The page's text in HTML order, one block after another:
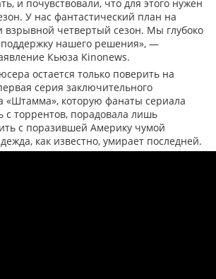
и почувствовали, что для этого нужен
У нас фантастический план на
четвертый сезон. Мы глубоко
поддержку нашего решения», —
Кьюза Kinonews.
остается только поверить на
серия заключительного
«Штамма», которую фанаты сериала
с торрентов, порадовала лишь
с поразившей Америку чумой
как известно, умирает последней.